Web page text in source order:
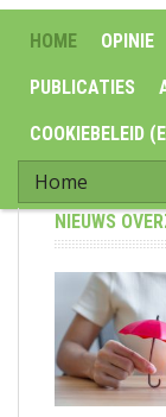
HOME OPINIE
PUBLICATIES
COOKIEBELEID
NIEUWS